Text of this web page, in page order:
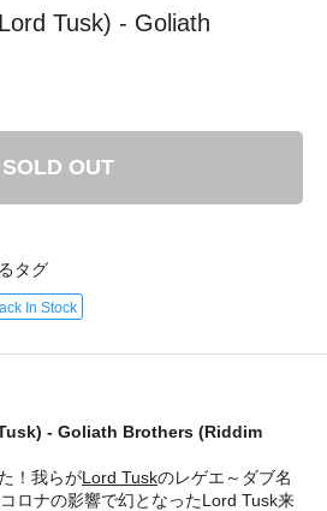
Tusk) - Goliath
SOLD OUT
タグ
In Stock
- Goliath Brothers (Riddim
！我らがLord Tuskのレゲエ～ダブ名
ロナの影響で幻となったLord Tusk来